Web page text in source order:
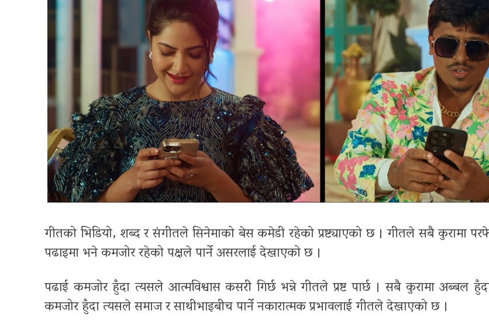
गीतको भिडियो, शब्द र संगीतले सिनेमाको बेस कमेडी रहेको प्रष्ट्याएको छ । गीतले सबै कुरामा
पढाइमा भने कमजोर रहेको पक्षले पार्ने असरलाई देखाएको छ ।
पढाई कमजोर हुँदा त्यसले आत्मविश्वास कसरी गिर्छ भन्ने गीतले प्रष्ट पार्छ । सबै कुरामा अब्बल
कमजोर हुँदा त्यसले समाज र साथीभाइबीच पार्ने नकारात्मक प्रभावलाई गीतले देखाएको छ ।